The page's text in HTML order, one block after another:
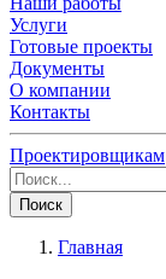
Услуги
Готовые проекты
Документы
О компании
Контакты
Проектировщикам
Поиск
Главная